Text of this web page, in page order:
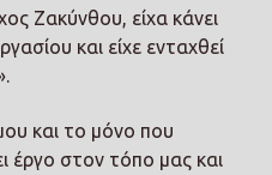
Ζακύνθου, είχα κάνει
και είχε ενταχθεί
και το μόνο που
έργο στον τόπο μας και